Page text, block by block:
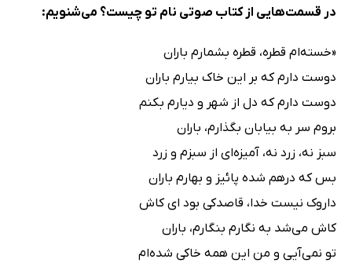
در قسمت‌هایی از کتاب صوتی نام تو چیست؟ می‌شنویم:
«خسته‌ام قطره، قطره بشمارم باران
دوست دارم که بر این خاک بیارم باران
دوست دارم که دل از شهر و دیارم بکنم
بروم سر به بیابان بگذارم، باران
سبز نه، زرد نه، آمیزه‌ای از سبزم و زرد
بس که درهم شده پائیز و بهارم باران
داروک نیست خدا، قاصدکی بود ای کاش
کاش می‌شد به نگارم بنگارم، باران
تو نمی‌آیی و من این همه خاکی شده‌ام